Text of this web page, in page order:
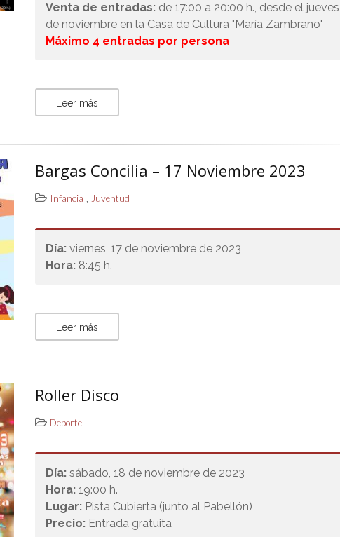
Venta de entradas: de 17:00 a 20:00 h., desde el
de noviembre en la Casa de Cultura "María Zambrano"
Máximo 4 entradas por persona
Leer más
Bargas Concilia – 17 Noviembre 2023
Infancia ,Juventud
Día:viernes, 17 de noviembre de 2023
Hora: 8:45 h.
Leer más
Roller Disco
Deporte
Día:sábado, 18 de noviembre de 2023
Hora:19:00 h.
Lugar: Pista Cubierta (junto al Pabellón)
Precio: Entrada gratuita